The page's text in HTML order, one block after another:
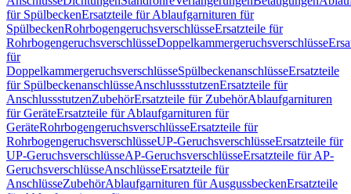
für SpülbeckenErsatzteile für Ablaufgarnituren für
SpülbeckenRohrbogengeruchsverschlüsseErsatzteile für
RohrbogengeruchsverschlüsseDoppelkammergeruchsverschlüsse
für
DoppelkammergeruchsverschlüsseSpülbeckenanschlüsseErsatzteile
für SpülbeckenanschlüsseAnschlussstutzenErsatzteile für
AnschlussstutzenZubehörErsatzteile für ZubehörAblaufgarnituren
für GeräteErsatzteile für Ablaufgarnituren für
GeräteRohrbogengeruchsverschlüsseErsatzteile für
RohrbogengeruchsverschlüsseUP-GeruchsverschlüsseErsatzteile für
UP-GeruchsverschlüsseAP-GeruchsverschlüsseErsatzteile für AP-
GeruchsverschlüsseAnschlüsseErsatzteile für
AnschlüsseZubehörAblaufgarnituren für AusgussbeckenErsatzteile